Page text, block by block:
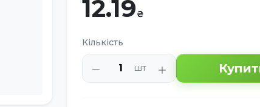
12.19
Кількість
шт